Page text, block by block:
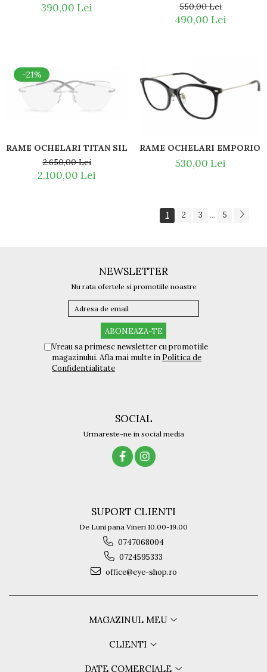
390,00 Lei
550,00 Lei
490,00 Lei
-21%
RAME OCHELARI TITAN SILHOUETTE 5538 IH 7000 AUR
2.650,00 Lei
2.100,00 Lei
RAME OCHELARI EMPORIO
530,00 Lei
1 2 3 ... 5
NEWSLETTER
Nu rata ofertele si promotiile noastre
Vreau sa primesc newsletter cu promotiile
magazinului. Afla mai multe in Politica de
Confidentialitate
SOCIAL
Urmareste-ne in social media
SUPORT CLIENTI
De Luni pana Vineri 10.00-19.00
0747068004
0724595333
office@eye-shop.ro
MAGAZINUL MEU
CLIENTI
DATE COMERCIALE